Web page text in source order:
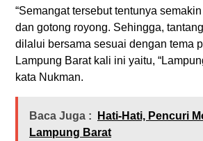
“Semangat tersebut tentunya
dan gotong royong. Sehingga,
dilalui bersama sesuai dengan tema
Lampung Barat kali ini yaitu,
kata Nukman.
Baca Juga :
Hati-Hati, Pencuri
Lampung Barat